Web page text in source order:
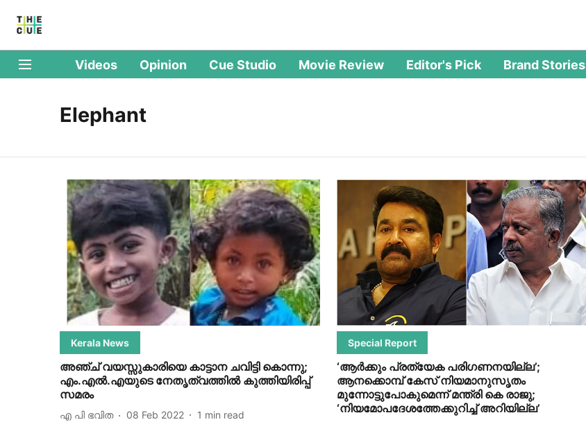
Videos Opinion Cue Studio Movie Review Editor's Pick Brand Stories
Elephant
Kerala News
അഞ്ച് വയസ്സുകാരിയെ കാട്ടാന ചവിട്ടി കൊന്നു;
എം.എല്‍.എയുടെ നേതൃത്വത്തില്‍ കുത്തിയിരിപ്പ്
സമരം
എ പി ഭവിത 08 Feb 2022 1 min read
Special Report
‘ആര്‍ക്കും പ്രത്യേക പരിഗണനയില്ല’;
ആനക്കൊമ്പ് കേസ് നിയമാനുസൃതം
മുന്നോട്ടുപോകുമെന്ന് മന്ത്രി കെ രാജു;
‘നിയമോപദേശത്തേക്കുറിച്ച് അറിയില്ല’